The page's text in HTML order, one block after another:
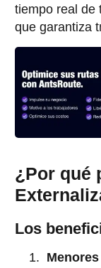
tiempo real de
que garantiza
¿Por qué
Los